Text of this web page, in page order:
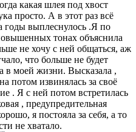
какая шлея под хвост
просто. А в этот раз всё
годы выплеснулось .Я по
тонах объяснила
не хочу с ней общаться, аж
что больше не будет
в моей жизни. Высказала ,
потом извинялась за своё
. Я с ней потом встретилась
, предупредительная
я постояла за себя, а то
не хватало.